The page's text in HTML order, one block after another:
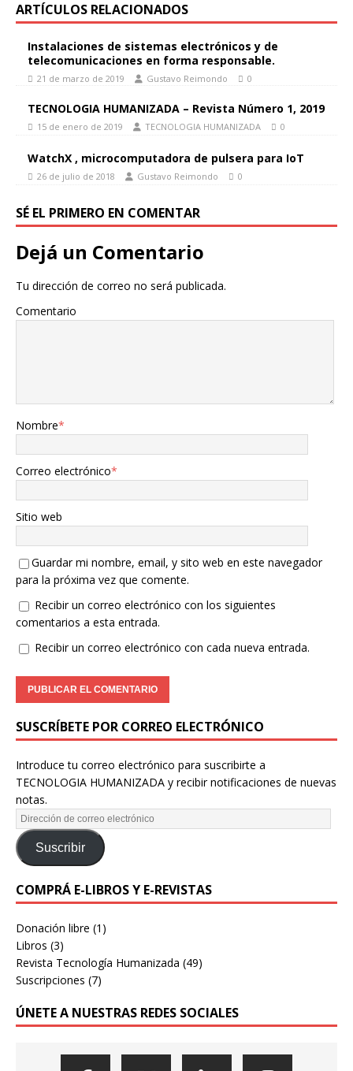
ARTÍCULOS RELACIONADOS
Instalaciones de sistemas electrónicos y de
telecomunicaciones en forma responsable.
21 de marzo de 2019 Gustavo Reimondo 0
TECNOLOGIA HUMANIZADA – Revista Número 1, 2019
15 de enero de 2019 TECNOLOGIA HUMANIZADA 0
WatchX , microcomputadora de pulsera para IoT
26 de julio de 2018 Gustavo Reimondo 0
SÉ EL PRIMERO EN COMENTAR
Dejá un Comentario
Tu dirección de correo no será publicada.
Comentario
Nombre*
Correo electrónico*
Sitio web
Guardar mi nombre, email, y sito web en este navegador
para la próxima vez que comente.
Recibir un correo electrónico con los siguientes
comentarios a esta entrada.
Recibir un correo electrónico con cada nueva entrada.
SUSCRÍBETE POR CORREO ELECTRÓNICO
Introduce tu correo electrónico para suscribirte a
TECNOLOGIA HUMANIZADA y recibir notificaciones de nuevas
notas.
Suscribir
COMPRÁ E-LIBROS Y E-REVISTAS
Donación libre (1)
Libros (3)
Revista Tecnología Humanizada (49)
Suscripciones (7)
ÚNETE A NUESTRAS REDES SOCIALES